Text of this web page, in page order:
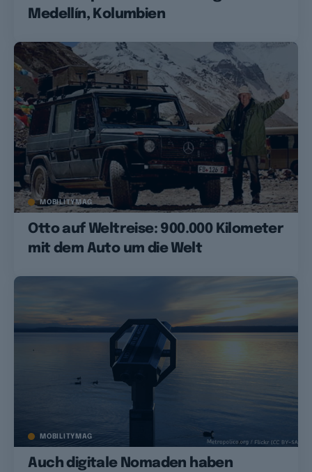
Medellín, Kolumbien
MOBILITYMAG
Otto auf Weltreise: 900.000 Kilometer
mit dem Auto um die Welt
MOBILITYMAG
Auch digitale Nomaden haben